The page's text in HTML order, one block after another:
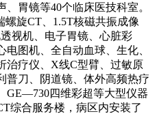
胃镜等40个临床医技科室。
螺旋CT、1.5T核磁共振成像
视机、电子胃镜、心脏彩
电图机、全自动血球、生化、
治疗仪、X线C型臂、过敏原
普刀、阴道镜、体外高频热疗
GE—730四维彩超等大型仪器
综合服务楼，病区内安装了